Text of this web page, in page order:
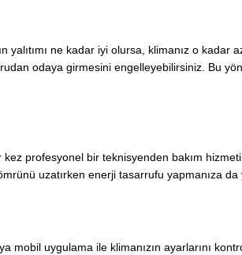
ne kadar iyi olursa, klimanız o kadar
odaya girmesini engelleyebilirsiniz. Bu
profesyonel bir teknisyenden bakım
uzatırken enerji tasarrufu yapmanıza da
mobil uygulama ile klimanızın ayarlarını